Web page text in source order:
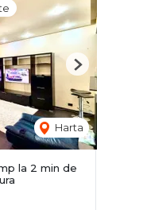
Harta
Next
la 2 min de